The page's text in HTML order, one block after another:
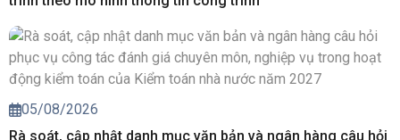
05/08/2026
Rà soát, cập nhật danh mục văn bản và ngân hàng câu hỏi